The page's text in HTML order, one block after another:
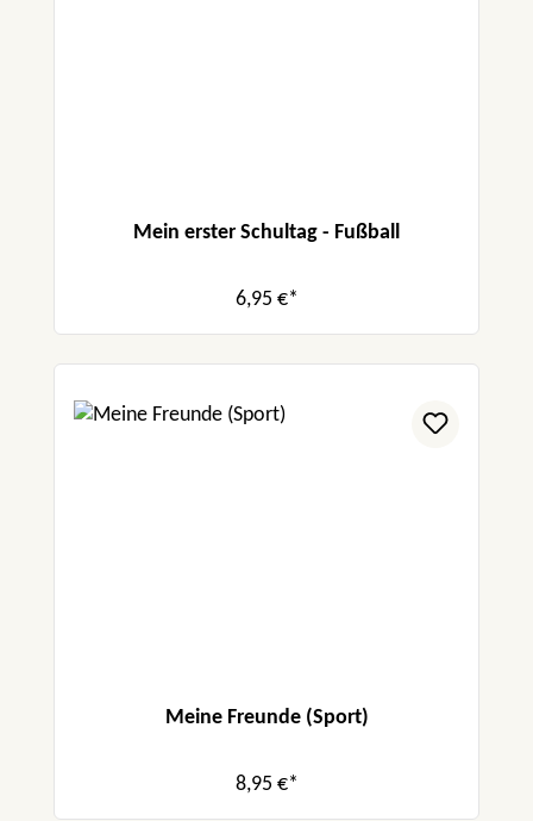
Mein erster Schultag - Fußball
6,95 €*
Meine Freunde (Sport)
8,95 €*